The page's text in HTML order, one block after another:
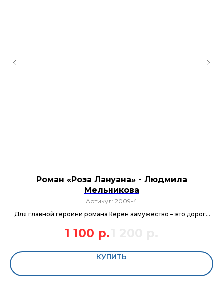
Роман «Роза Лануана» - Людмила
Мельникова
Артикул: 2009-4
Для главной героини романа Керен замужество – это дорога
повседневности. Трудно представить, кто захочет протянуть
руку помощи героине в безвыходной ситуации.
1 100 р.
КУПИТЬ